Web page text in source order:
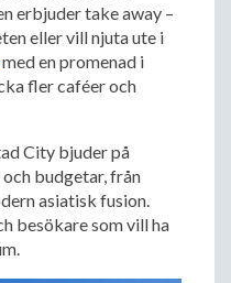
erbjuder take away –
eller vill njuta ute i
med en promenad i
fler caféer och
City bjuder på
budgetar, från
asiatisk fusion.
besökare som vill ha